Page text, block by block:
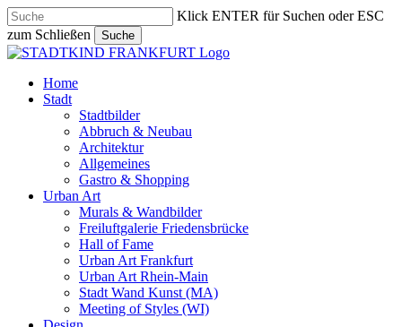
Skip
to
main
content
Klick ENTER für Suchen oder ESC
zum Schließen
Suche
Close
search
Menu
Home
Stadt
Stadtbilder
Abbruch & Neubau
Architektur
Allgemeines
Gastro & Shopping
Urban Art
Murals & Wandbilder
Freiluftgalerie Friedensbrücke
Hall of Fame
Urban Art Frankfurt
Urban Art Rhein-Main
Stadt Wand Kunst (MA)
Meeting of Styles (WI)